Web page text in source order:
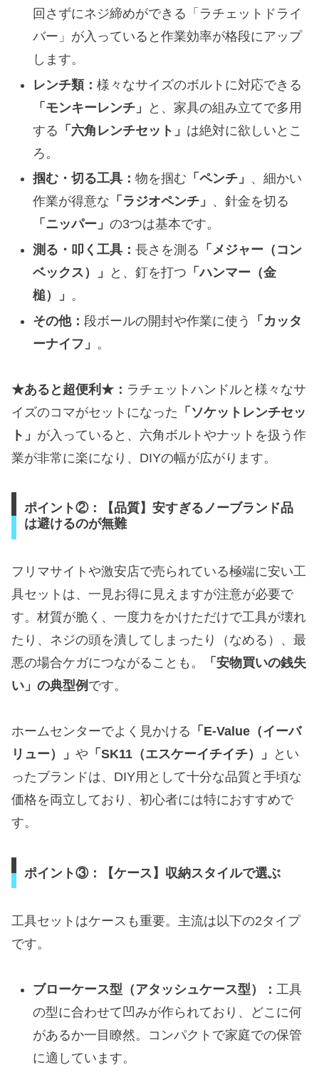
回さずにネジ締めができる「ラチェットドライ
バー」が入っていると作業効率が格段にアップ
します。
レンチ類： 様々なサイズのボルトに対応できる
「モンキーレンチ」
と、家具の組み立てで多用
する 「六角レンチセット」 は絶対に欲しいとこ
ろ。
掴む・切る工具： 物を掴む 「ペンチ」 、細かい
作業が得意な 「ラジオペンチ」 、針金を切る
「ニッパー」 の3つは基本です。
測る・叩く工具： 長さを測る 「メジャー（コン
ベックス）」
と、釘を打つ 「ハンマー（金
槌）」 。
その他： 段ボールの開封や作業に使う
「カッタ
ーナイフ」 。
★あると超便利★： ラチェットハンドルと様々なサ
イズのコマがセットになった 「ソケットレンチセッ
ト」 が入っていると、六角ボルトやナットを扱う作
業が非常に楽になり、DIYの幅が広がります。
ポイント②：【品質】安すぎるノーブランド品
は避けるのが無難
フリマサイトや激安店で売られている極端に安い工
具セットは、一見お得に見えますが注意が必要で
す。材質が脆く、一度力をかけただけで工具が壊れ
たり、ネジの頭を潰してしまったり（なめる）、最
悪の場合ケガにつながることも。
「安物買いの銭失
い」の典型例 です。
ホームセンターでよく見かける 「E-Value（イーバ
リュー）」 や 「SK11（エスケーイチイチ）」
とい
ったブランドは、DIY用として十分な品質と手頃な
価格を両立しており、初心者には特におすすめで
す。
ポイント③：【ケース】収納スタイルで選ぶ
工具セットはケースも重要。主流は以下の2タイプ
です。
ブローケース型（アタッシュケース型）： 工具
の型に合わせて凹みが作られており、どこに何
があるか一目瞭然。コンパクトで家庭での保管
に適しています。